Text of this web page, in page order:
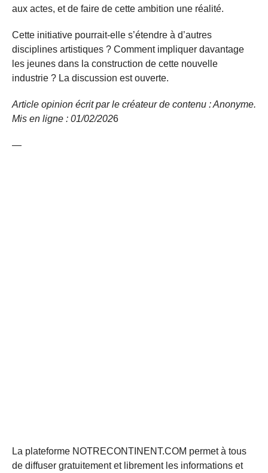
aux actes, et de faire de cette ambition une réalité.
Cette initiative pourrait-elle s’étendre à d’autres
disciplines artistiques ? Comment impliquer davantage
les jeunes dans la construction de cette nouvelle
industrie ? La discussion est ouverte.
Article opinion écrit par le créateur de contenu : Anonyme.
Mis en ligne : 01/02/2026
—
La plateforme NOTRECONTINENT.COM permet à tous
de diffuser gratuitement et librement les informations et